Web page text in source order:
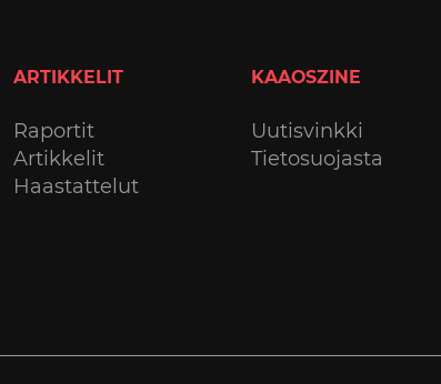
ARTIKKELIT
Raportit
Artikkelit
Haastattelut
KAAOSZINE
Uutisvinkki
Tietosuojasta